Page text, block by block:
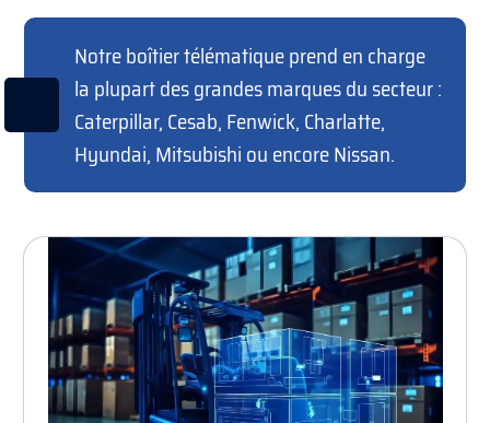
Notre boîtier télématique prend en charge
la plupart des grandes marques du secteur :
Caterpillar, Cesab, Fenwick, Charlatte,
Hyundai, Mitsubishi ou encore Nissan.